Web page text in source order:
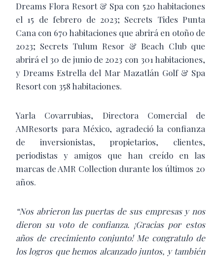
Dreams Flora Resort & Spa con 520 habitaciones
el 15 de febrero de 2023; Secrets Tides Punta
Cana con 670 habitaciones que abrirá en otoño de
2023; Secrets Tulum Resor & Beach Club que
abrirá el 30 de junio de 2023 con 301 habitaciones,
y Dreams Estrella del Mar Mazatlán Golf & Spa
Resort con 358 habitaciones.
Yarla Covarrubias, Directora Comercial de
AMResorts para México, agradeció la confianza
de inversionistas, propietarios, clientes,
periodistas y amigos que han creído en las
marcas de AMR Collection durante los últimos 20
años.
“Nos abrieron las puertas de sus empresas y nos
dieron su voto de confianza. ¡Gracias por estos
años de crecimiento conjunto! Me congratulo de
los logros que hemos alcanzado juntos, y también